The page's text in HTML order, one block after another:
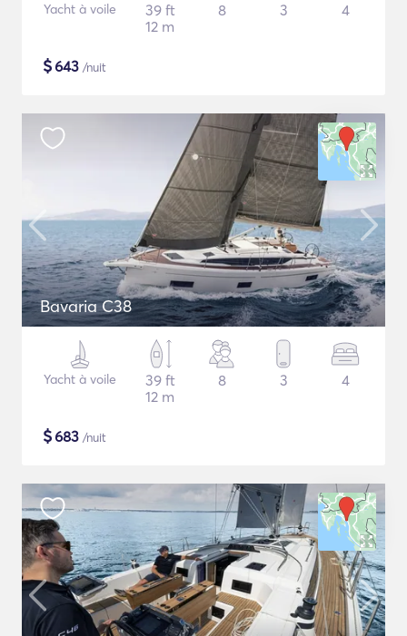
Yacht à voile
39 ft
12 m
8 3 4
$643 /nuit
Bavaria C38
Yacht à voile
39 ft
12 m
8 3 4
$683 /nuit